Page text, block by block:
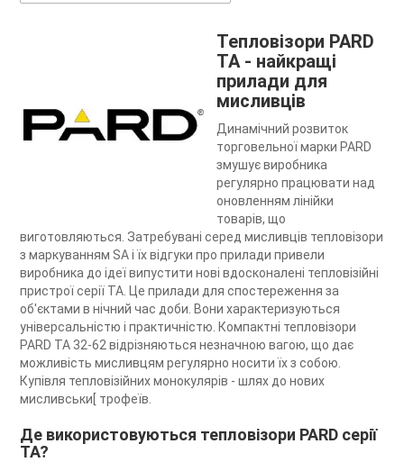
Тепловізори PARD
TA - найкращі
прилади для
мисливців
Динамічний розвиток
торговельної марки PARD
змушує виробника
регулярно працювати над
оновленням лінійки
товарів, що
виготовляються. Затребувані серед мисливців тепловізори
з маркуванням SA і їх відгуки про прилади привели
виробника до ідеї випустити нові вдосконалені тепловізійні
пристрої серії TA. Це прилади для спостереження за
об'єктами в нічний час доби. Вони характеризуються
універсальністю і практичністю. Компактні тепловізори
PARD TA 32-62 відрізняються незначною вагою, що дає
можливість мисливцям регулярно носити їх з собою.
Купівля тепловізійних монокулярів - шлях до нових
мисливськи[ трофеїв.
Де використовуються тепловізори PARD серії
TA?